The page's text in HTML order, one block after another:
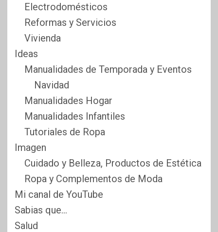
Electrodomésticos
Reformas y Servicios
Vivienda
Ideas
Manualidades de Temporada y Eventos
Navidad
Manualidades Hogar
Manualidades Infantiles
Tutoriales de Ropa
Imagen
Cuidado y Belleza, Productos de Estética
Ropa y Complementos de Moda
Mi canal de YouTube
Sabias que…
Salud